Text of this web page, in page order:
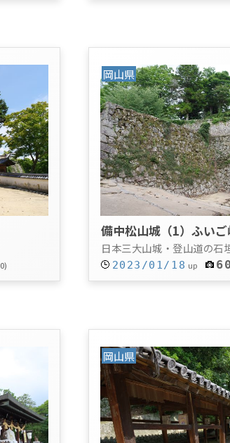
0)
岡山県
備中松山城（1）ふい
日本三大山城・登山道の石
2023/01/18 up
岡山県